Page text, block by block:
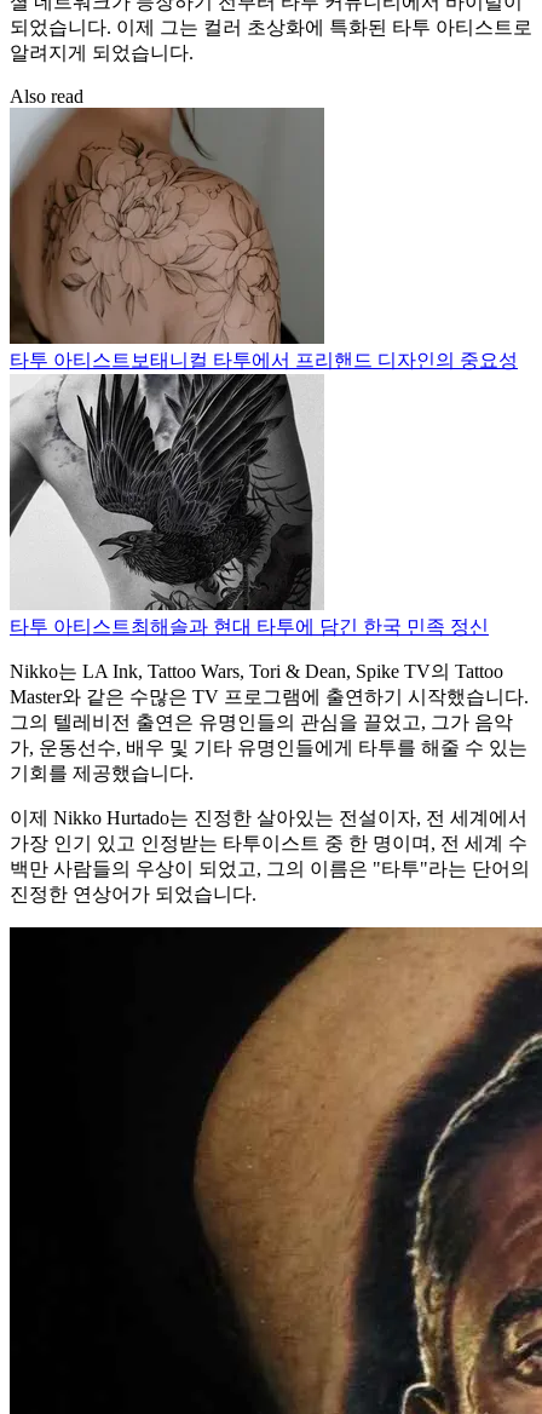
되었습니다. 이제 그는 컬러 초상화에 특화된 타투 아티스트로
알려지게 되었습니다.
Also read
타투 아티스트 보태니컬 타투에서 프리핸드 디자인의 중요성
타투 아티스트최해솔과 현대 타투에 담긴 한국 민족 정신
Nikko는 LA Ink, Tattoo Wars, Tori & Dean, Spike TV의 Tattoo
Master와 같은 수많은 TV 프로그램에 출연하기 시작했습니다.
그의 텔레비전 출연은 유명인들의 관심을 끌었고, 그가 음악
가, 운동선수, 배우 및 기타 유명인들에게 타투를 해줄 수 있는
기회를 제공했습니다.
이제 Nikko Hurtado는 진정한 살아있는 전설이자, 전 세계에서
가장 인기 있고 인정받는 타투이스트 중 한 명이며, 전 세계 수
백만 사람들의 우상이 되었고, 그의 이름은 "타투"라는 단어의
진정한 연상어가 되었습니다.